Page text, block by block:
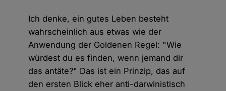
Ich denke, ein gutes Leben besteht
wahrscheinlich aus etwas wie der
Anwendung der Goldenen Regel: "Wie
würdest du es finden, wenn jemand dir
das antäte?" Das ist ein Prinzip, das auf
den ersten Blick eher anti-darwinistisch